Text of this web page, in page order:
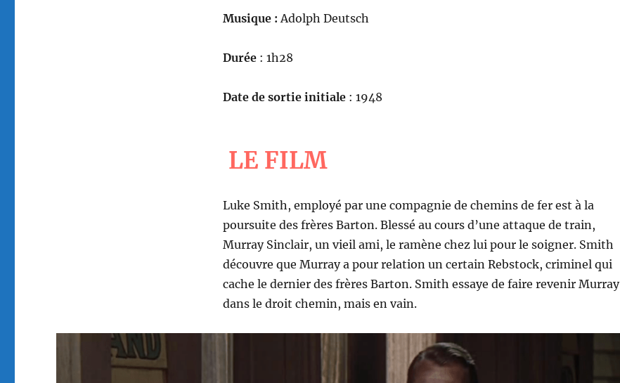
Musique : Adolph Deutsch
Durée: 1h28
Date de sortie initiale: 1948
LE FILM
Luke Smith, employé par une compagnie de chemins de fer est à la
poursuite des frères Barton. Blessé au cours d’une attaque de train,
Murray Sinclair, un vieil ami, le ramène chez lui pour le soigner. Smith
découvre que Murray a pour relation un certain Rebstock, criminel qui
cache le dernier des frères Barton. Smith essaye de faire revenir Murray
dans le droit chemin, mais en vain.